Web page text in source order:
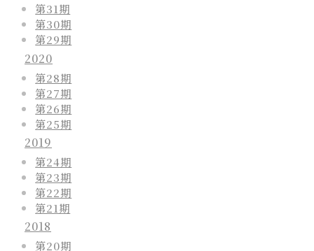
第31期
第30期
第29期
2020
第28期
第27期
第26期
第25期
2019
第24期
第23期
第22期
第21期
2018
第20期